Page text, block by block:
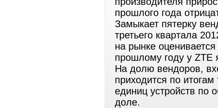
прошлого года
Замыкает пятерку
третьего квартала
на рынке
прошлому году у ZTE
На долю вендоров,
приходится по
единиц устройств по
доле.